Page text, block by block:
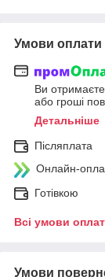
Умови оплати
Ви
або гроші
Детальніше
Післяплата
Онлайн-
Готівкою
Всі умови
Умови